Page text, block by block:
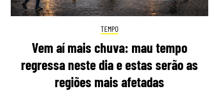
TEMPO
Vem aí mais chuva: mau tempo
regressa neste dia e estas serão as
regiões mais afetadas